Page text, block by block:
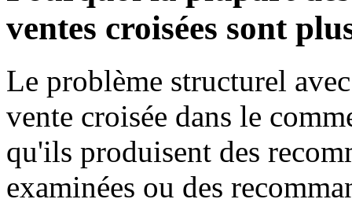
ventes croisées sont
Le problème structurel
vente croisée dans le
qu'ils produisent des
examinées ou des